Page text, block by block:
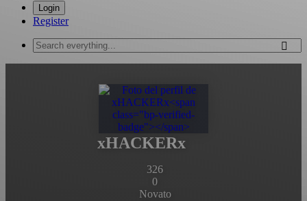
Login
Register
Search
everything...
xHACKERx
326
0
Novato